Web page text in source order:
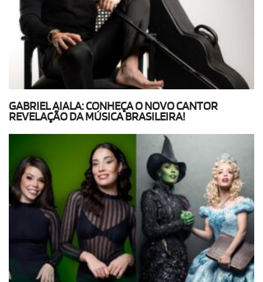
GABRIEL AIALA: CONHEÇA O NOVO CANTOR
REVELAÇÃO DA MÚSICA BRASILEIRA!